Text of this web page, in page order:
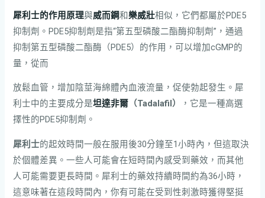
犀利士的作用原理與威而鋼和樂威壯相似，它們都屬於PDE5
抑制劑。PDE5抑制劑是指“第五型磷酸二酯酶抑制劑”，通過
抑制第五型磷酸二酯酶（PDE5）的作用，可以增加cGMP的
量，從而
放鬆血管，增加陰莖海綿體內血液流量，促使勃起發生。犀
利士中的主要成分是坦達非爾 （Tadalafil）
，它是一種高選
擇性的PDE5抑制劑。
犀利士的起效時間一般在服用後30分鐘至1小時內，但這取決
於個體差異。一些人可能會在短時間內感受到藥效，而其他
人可能需要更長時間。犀利士的藥效持續時間約為36小時，
這意味著在這段時間內，你有可能在受到性刺激時獲得堅挺